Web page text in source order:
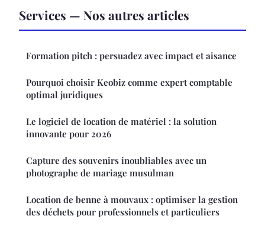
Services — Nos autres articles
Formation pitch : persuadez avec impact et aisance
Pourquoi choisir Keobiz comme expert comptable
optimal juridiques
Le logiciel de location de matériel : la solution
innovante pour 2026
Capture des souvenirs inoubliables avec un
photographe de mariage musulman
Location de benne à mouvaux : optimiser la gestion
des déchets pour professionnels et particuliers